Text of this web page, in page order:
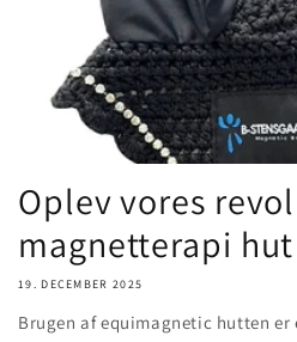
Oplev vores
magnetterapi
19. DECEMBER 2025
Brugen af equimagnetic hutten